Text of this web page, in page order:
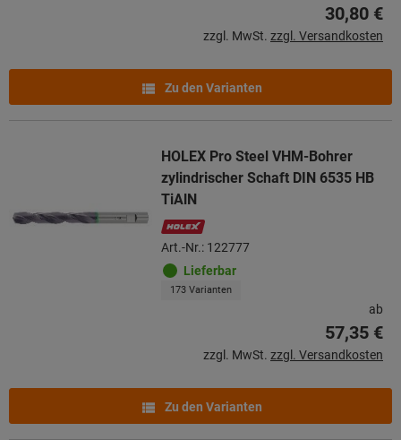
30,80 €
zzgl. MwSt. zzgl. Versandkosten
Zu den Varianten
HOLEX Pro Steel VHM-Bohrer
zylindrischer Schaft DIN 6535 HB
TiAlN
Art.-Nr.: 122777
Lieferbar
173 Varianten
ab
57,35 €
zzgl. MwSt. zzgl. Versandkosten
Zu den Varianten